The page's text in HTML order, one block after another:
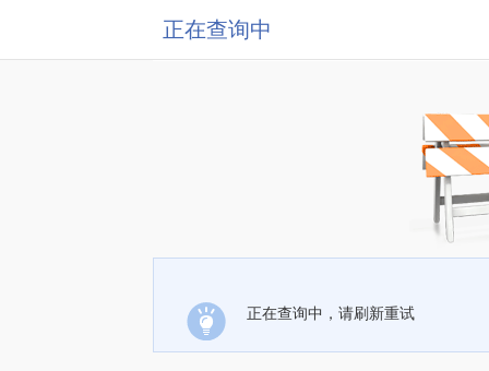
正在查询中
正在查询中，请刷新重试